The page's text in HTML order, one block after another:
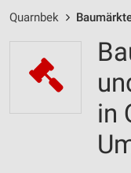
Quarnbek
in